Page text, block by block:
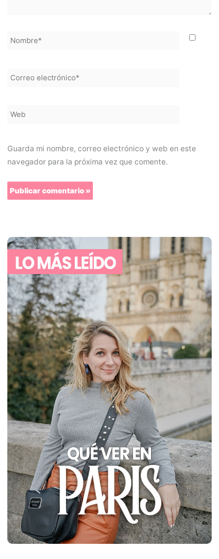
Nombre*
Correo
Web
Guarda mi nombre, correo electrónico y web en este
navegador para la próxima vez que comente.